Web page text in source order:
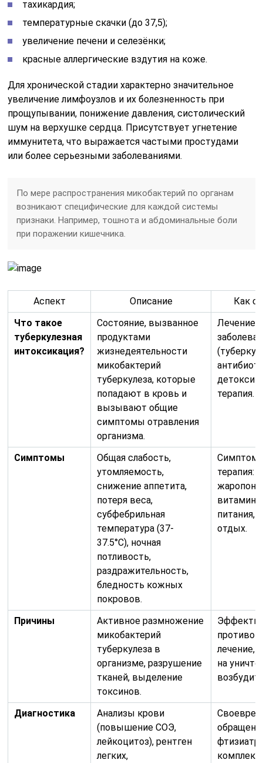
тахикардия;
температурные скачки (до 37,5);
увеличение печени и селезёнки;
красные аллергические вздутия на коже.
Для хронической стадии характерно значительное
увеличение лимфоузлов и их болезненность при
прощупывании, понижение давления, систолический
шум на верхушке сердца. Присутствует угнетение
иммунитета, что выражается частыми простудами
или более серьезными заболеваниями.
По мере распространения микобактерий по органам
возникают специфические для каждой системы
признаки. Например, тошнота и абдоминальные боли
при поражении кишечника.
Аспект Описание
Как
Что такое
туберкулезная
интоксикация?
Состояние, вызванное
продуктами
жизнедеятельности
микобактерий
туберкулеза, которые
попадают в кровь и
вызывают общие
симптомы отравления
организма.
Лечение
терапия.
Симптомы
Общая слабость,
утомляемость,
снижение аппетита,
потеря веса,
субфебрильная
температура (37-
37.5°C), ночная
потливость,
раздражительность,
бледность кожных
покровов.
терапия:
питания,
отдых.
Причины
Активное размножение
микобактерий
туберкулеза в
организме, разрушение
тканей, выделение
токсинов.
лечение,
на
Диагностика
Анализы крови
(повышение СОЭ,
лейкоцитоз), рентген
легких,